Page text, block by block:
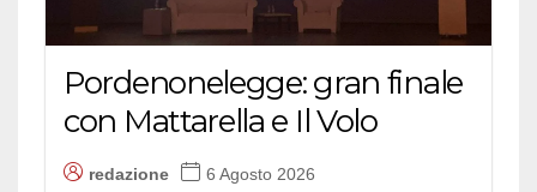
Pordenonelegge: gran finale
con Mattarella e Il Volo
redazione 6 Agosto 2026